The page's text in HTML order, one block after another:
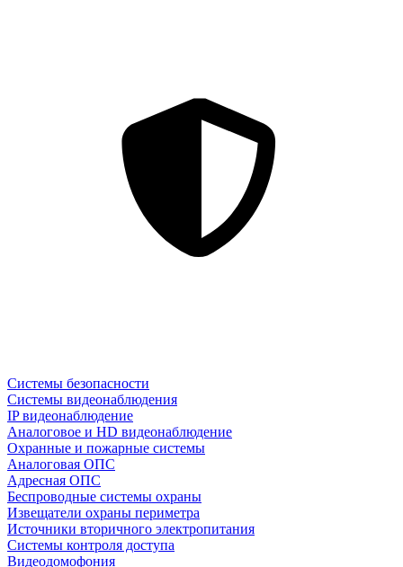
Системы безопасности
Системы видеонаблюдения
IP видеонаблюдение
Аналоговое и HD видеонаблюдение
Охранные и пожарные системы
Аналоговая ОПС
Адресная ОПС
Беспроводные системы охраны
Извещатели охраны периметра
Источники вторичного электропитания
Системы контроля доступа
Видеодомофония